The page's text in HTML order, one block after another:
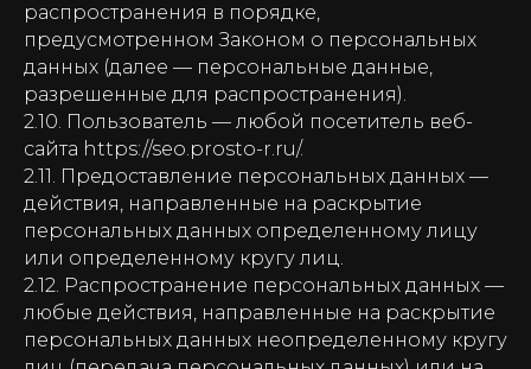
распространения в порядке,
предусмотренном Законом о персональных
данных (далее — персональные данные,
разрешенные для распространения).
2.10. Пользователь — любой посетитель веб-
сайта https://seo.prosto-r.ru/.
2.11. Предоставление персональных данных —
действия, направленные на раскрытие
персональных данных определенному лицу
или определенному кругу лиц.
2.12. Распространение персональных данных —
любые действия, направленные на раскрытие
персональных данных неопределенному кругу